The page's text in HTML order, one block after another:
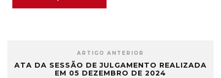
ARTIGO ANTERIOR
ATA DA SESSÃO DE JULGAMENTO REALIZADA
EM 05 DEZEMBRO DE 2024